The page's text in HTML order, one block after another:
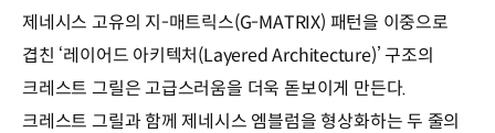
제네시스 고유의 지-매트릭스(G-MATRIX) 패턴을 이중으로
겹친 ‘레이어드 아키텍처(Layered Architecture)’ 구조의
크레스트 그릴은 고급스러움을 더욱 돋보이게 만든다.
크레스트 그릴과 함께 제네시스 엠블럼을 형상화하는 두 줄의